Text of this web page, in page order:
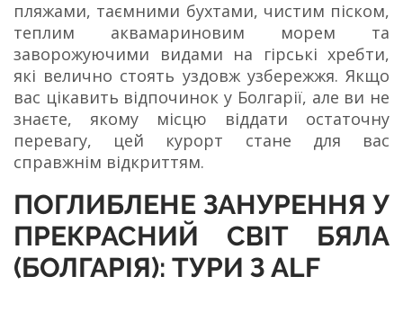
пляжами, таємними бухтами, чистим піском,
теплим аквамариновим морем та
заворожуючими видами на гірські хребти,
які велично стоять уздовж узбережжя. Якщо
вас цікавить відпочинок у Болгарії, але ви не
знаєте, якому місцю віддати остаточну
перевагу, цей курорт стане для вас
справжнім відкриттям.
ПОГЛИБЛЕНЕ ЗАНУРЕННЯ У
ПРЕКРАСНИЙ СВІТ БЯЛА
(БОЛГАРІЯ): ТУРИ З ALF